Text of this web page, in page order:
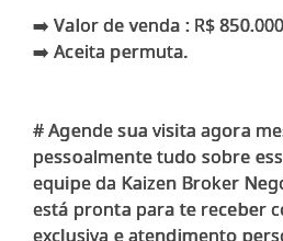
➡️ Valor de venda : R$ 850.000
➡️ Aceita permuta.
# Agende sua visita agora
pessoalmente tudo sobre
equipe da Kaizen Broker
está pronta para te receber
exclusiva e atendimento